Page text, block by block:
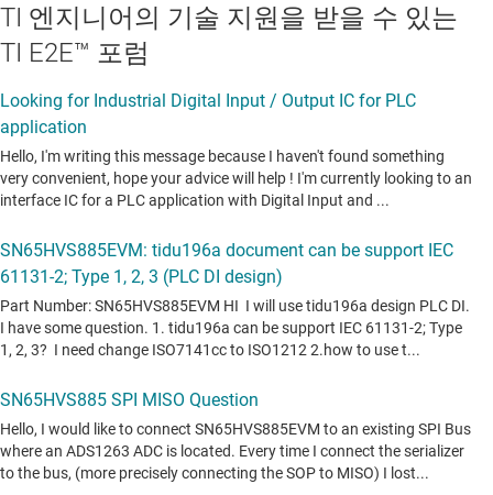
TI 엔지니어의 기술 지원을 받을 수 있는
TI E2E™ 포럼